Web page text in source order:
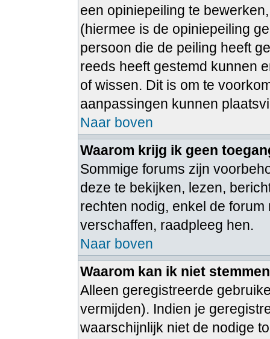
een opiniepeiling te
(hiermee is de opiniepeiling
persoon die de peiling heeft
reeds heeft gestemd kunnen
of wissen. Dit is om te
aanpassingen kunnen
Naar boven
Waarom krijg ik geen
Sommige forums zijn
deze te bekijken, lezen,
rechten nodig, enkel de
verschaffen, raadpleeg hen.
Naar boven
Waarom kan ik niet
Alleen geregistreerde
vermijden). Indien je
waarschijnlijk niet de nodige